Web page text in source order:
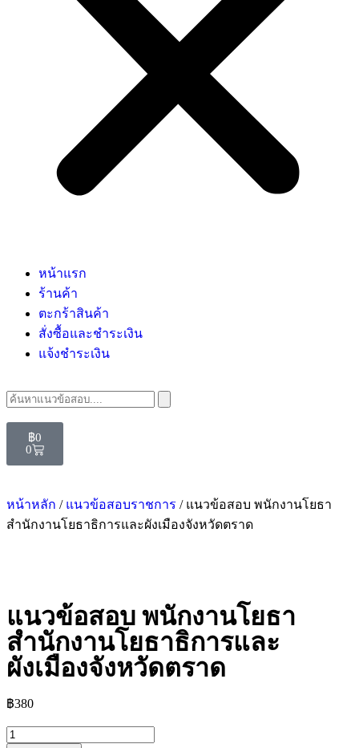
หน้าแรก
ร้านค้า
ตะกร้าสินค้า
สั่งซื้อและชำระเงิน
แจ้งชำระเงิน
฿0
0
หน้าหลัก / แนวข้อสอบราชการ / แนวข้อสอบ พนักงานโยธา
สำนักงานโยธาธิการและผังเมืองจังหวัดตราด
แนวข้อสอบ พนักงานโยธา
สำนักงานโยธาธิการและ
ผังเมืองจังหวัดตราด
฿380